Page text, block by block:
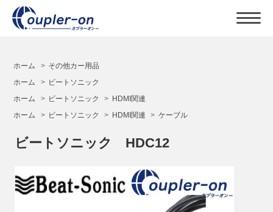
ホーム > その他カー用品
ホーム
> ビートソニック
ホーム
> ビートソニック > HDMI関連
ホーム
> ビートソニック > HDMI関連 > ケーブル
ビートソニック HDC12